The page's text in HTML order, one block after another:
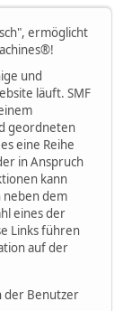
ermöglicht
und
läuft. SMF
geordneten
eine Reihe
in Anspruch
kann
neben dem
eines der
Links führen
auf der
der Benutzer